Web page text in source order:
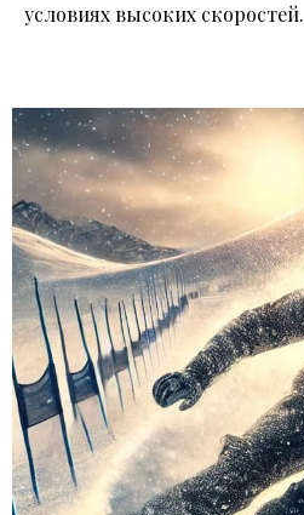
условиях высоких скоростей.